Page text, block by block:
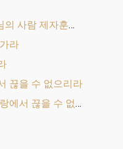
람 제자훈련 수료식
라
끊을 수 없으리라
서 끊을 수 없으리라